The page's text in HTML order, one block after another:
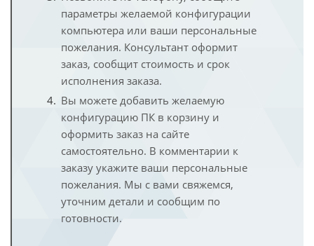
параметры желаемой конфигурации
компьютера или ваши персональные
пожелания. Консультант оформит
заказ, сообщит стоимость и срок
исполнения заказа.
Вы можете добавить желаемую
конфигурацию ПК в корзину и
оформить заказ на сайте
самостоятельно. В комментарии к
заказу укажите ваши персональные
пожелания. Мы с вами свяжемся,
уточним детали и сообщим по
готовности.